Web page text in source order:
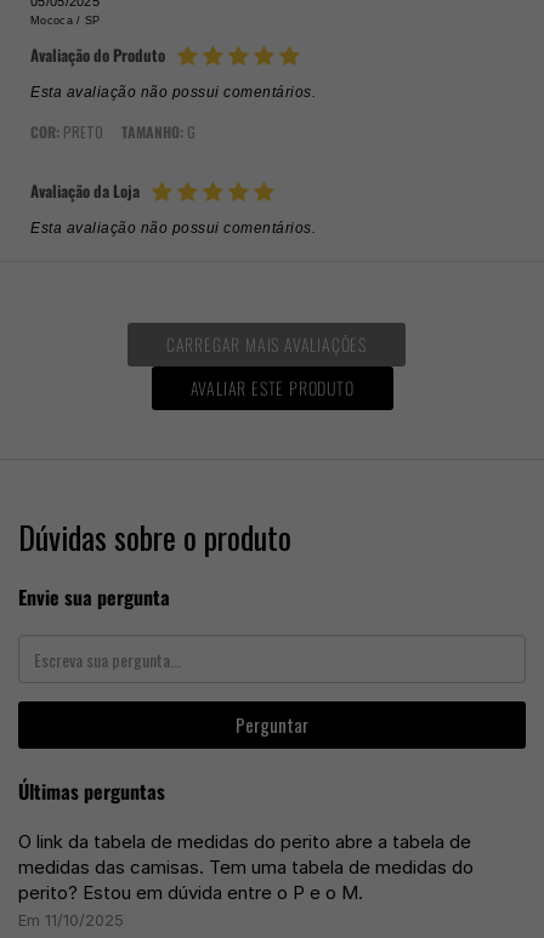
Mococa / SP
Avaliação do Produto
Esta avaliação não possui comentários.
COR: PRETO TAMANHO: G
Avaliação da Loja
Esta avaliação não possui comentários.
CARREGAR MAIS AVALIAÇÕES
AVALIAR ESTE PRODUTO
Dúvidas sobre o produto
Envie sua pergunta
Perguntar
Últimas perguntas
O link da tabela de medidas do perito abre a tabela de
medidas das camisas. Tem uma tabela de medidas do
perito? Estou em dúvida entre o P e o M.
Em 11/10/2025